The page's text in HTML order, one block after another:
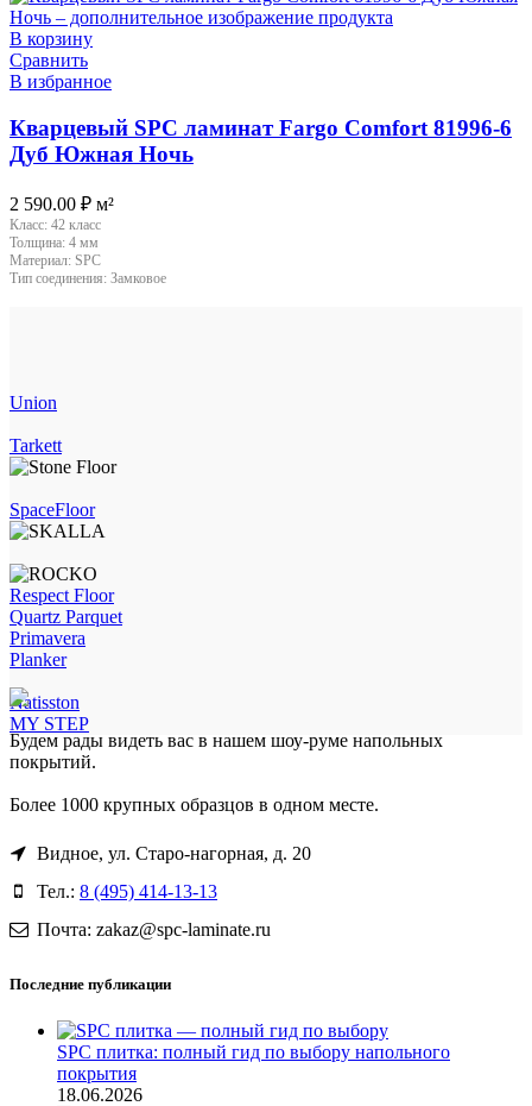
В корзину
Сравнить
В избранное
Кварцевый SPC ламинат Fargo Comfort 81996-6
Дуб Южная Ночь
2 590.00 ₽ м²
Класс: 42 класс
Толщина: 4 мм
Материал: SPC
Тип соединения: Замковое
Union
Tarkett
SpaceFloor
Respect Floor
Quartz Parquet
Primavera
Planker
Natisston
MY STEP
Будем рады видеть вас в нашем шоу-руме напольных
покрытий.
Более 1000 крупных образцов в одном месте.
Видное, ул. Старо-нагорная, д. 20
Тел.: 8 (495) 414-13-13
Почта: zakaz@spc-laminate.ru
Последние публикации
SPC плитка: полный гид по выбору напольного
покрытия
18.06.2026